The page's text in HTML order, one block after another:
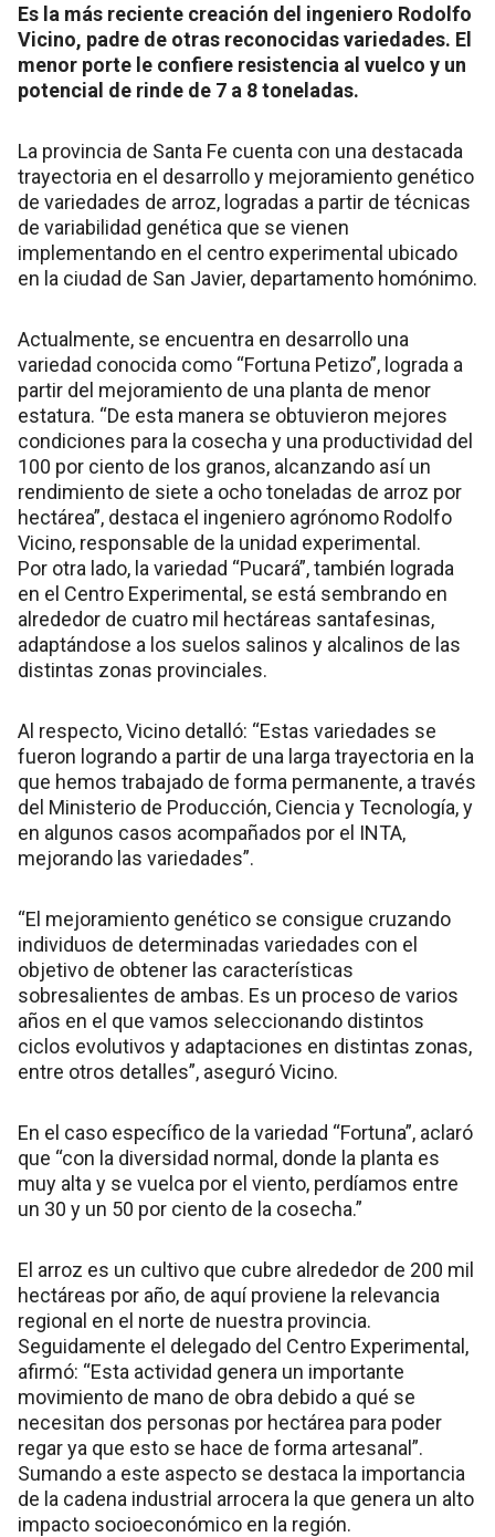
Es la más reciente creación del ingeniero Rodolfo
Vicino, padre de otras reconocidas variedades. El
menor porte le confiere resistencia al vuelco y un
potencial de rinde de 7 a 8 toneladas.
La provincia de Santa Fe cuenta con una destacada
trayectoria en el desarrollo y mejoramiento genético
de variedades de arroz, logradas a partir de técnicas
de variabilidad genética que se vienen
implementando en el centro experimental ubicado
en la ciudad de San Javier, departamento homónimo.
Actualmente, se encuentra en desarrollo una
variedad conocida como “Fortuna Petizo”, lograda a
partir del mejoramiento de una planta de menor
estatura. “De esta manera se obtuvieron mejores
condiciones para la cosecha y una productividad del
100 por ciento de los granos, alcanzando así un
rendimiento de siete a ocho toneladas de arroz por
hectárea”, destaca el ingeniero agrónomo Rodolfo
Vicino, responsable de la unidad experimental.
Por otra lado, la variedad “Pucará”, también lograda
en el Centro Experimental, se está sembrando en
alrededor de cuatro mil hectáreas santafesinas,
adaptándose a los suelos salinos y alcalinos de las
distintas zonas provinciales.
Al respecto, Vicino detalló: “Estas variedades se
fueron logrando a partir de una larga trayectoria en la
que hemos trabajado de forma permanente, a través
del Ministerio de Producción, Ciencia y Tecnología, y
en algunos casos acompañados por el INTA,
mejorando las variedades”.
“El mejoramiento genético se consigue cruzando
individuos de determinadas variedades con el
objetivo de obtener las características
sobresalientes de ambas. Es un proceso de varios
años en el que vamos seleccionando distintos
ciclos evolutivos y adaptaciones en distintas zonas,
entre otros detalles”, aseguró Vicino.
En el caso específico de la variedad “Fortuna”, aclaró
que “con la diversidad normal, donde la planta es
muy alta y se vuelca por el viento, perdíamos entre
un 30 y un 50 por ciento de la cosecha.”
El arroz es un cultivo que cubre alrededor de 200 mil
hectáreas por año, de aquí proviene la relevancia
regional en el norte de nuestra provincia.
Seguidamente el delegado del Centro Experimental,
afirmó: “Esta actividad genera un importante
movimiento de mano de obra debido a qué se
necesitan dos personas por hectárea para poder
regar ya que esto se hace de forma artesanal”.
Sumando a este aspecto se destaca la importancia
de la cadena industrial arrocera la que genera un alto
impacto socioeconómico en la región.